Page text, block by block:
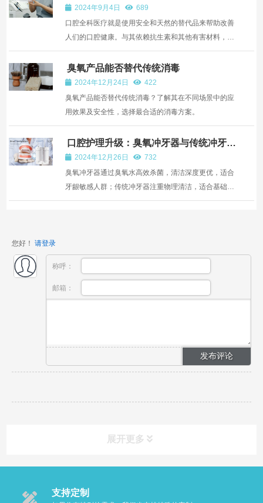
的强烈紫外线辐射，为我们提供宜居的生活环境，这就
是由臭...
2024年9月4日
689
口腔全科医疗就是使用安全和天然的替代品来帮助改善
人们的口腔健康。与其依赖抗生素和其他有害材料，口
腔全科医疗通常会将牙科替代治疗（如臭氧疗法）纳入
他们的日常实践中 口腔全科医疗就是使用安全和天然的
替代品来帮助改善人们的口腔健康。与其依赖抗生素
和...
臭氧产品能否替代传统消毒
2024年12月24日
422
臭氧产品能否替代传统消毒？了解其在不同场景中的应
用效果及安全性，选择最合适的消毒方案。
口腔护理升级：臭氧冲牙器与传统冲牙器
的对比
2024年12月26日
732
臭氧冲牙器通过臭氧水高效杀菌，清洁深度更优，适合
牙龈敏感人群；传统冲牙器注重物理清洁，适合基础口
腔护理需求。
您好！ 请登录
称呼：
邮箱：
展开更多
支持定制